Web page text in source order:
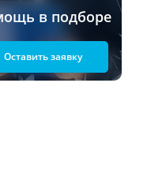
в подборе
Оставить заявку